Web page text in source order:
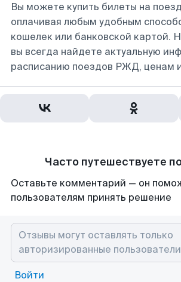
Вы можете купить билеты на
оплачивая любым удобным
кошелек или банковской картой.
вы всегда найдете актуальную
расписанию поездов РЖД, ценам
Часто путешествуете
Оставьте комментарий — он
пользователям принять решение
Войти